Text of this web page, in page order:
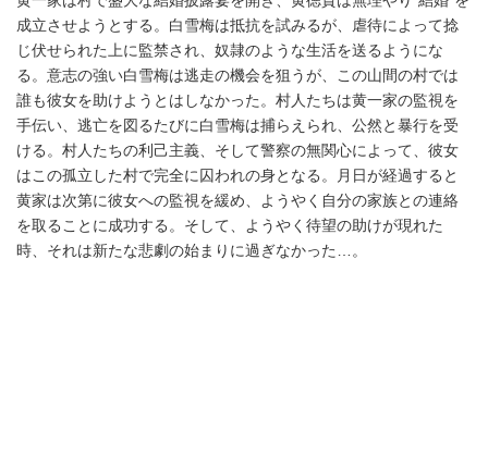
成立させようとする。白雪梅は抵抗を試みるが、虐待によって捻
じ伏せられた上に監禁され、奴隷のような生活を送るようにな
る。意志の強い白雪梅は逃走の機会を狙うが、この山間の村では
誰も彼女を助けようとはしなかった。村人たちは黄一家の監視を
手伝い、逃亡を図るたびに白雪梅は捕らえられ、公然と暴行を受
ける。村人たちの利己主義、そして警察の無関心によって、彼女
はこの孤立した村で完全に囚われの身となる。月日が経過すると
黄家は次第に彼女への監視を緩め、ようやく自分の家族との連絡
を取ることに成功する。そして、ようやく待望の助けが現れた
時、それは新たな悲劇の始まりに過ぎなかった…。